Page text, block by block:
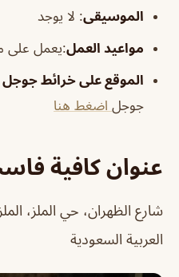
الموسيقى: لا يوجد
مواعيد العمل:يعمل على مدار
الموقع على خرائط جوجل
جوجل اضغط هنا
عنوان كافية
العربية السعودية